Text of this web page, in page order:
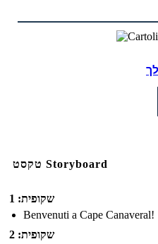
טקסט Storyboard
שקופית: 1
Benvenuti a Cape Canaveral!
שקופית: 2